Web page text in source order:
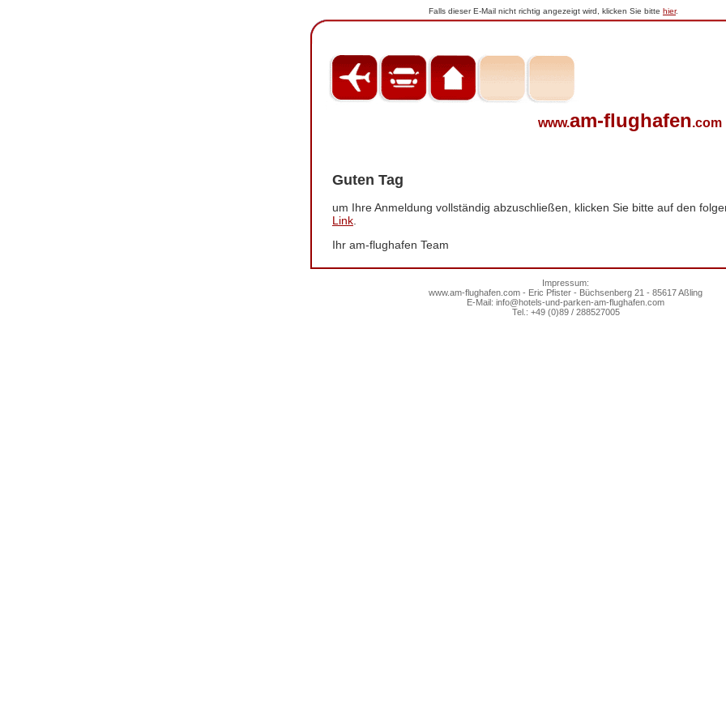
Falls dieser E-Mail nicht richtig angezeigt wird, klicken Sie bitte hier.
www.am-flughafen.com
Guten Tag
um Ihre Anmeldung vollständig abzuschließen, klicken Sie bitte auf den
Link
Ihr am-flughafen Team
Impressum:
www.am-flughafen.com - Eric Pfister - Büchsenberg 21 - 85617 Aßling
E-Mail: info@hotels-und-parken-am-flughafen.com
Tel.: +49 (0)89 / 288527005